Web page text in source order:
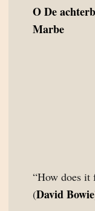
ODe
Marbe
“How does it
(David Bowie